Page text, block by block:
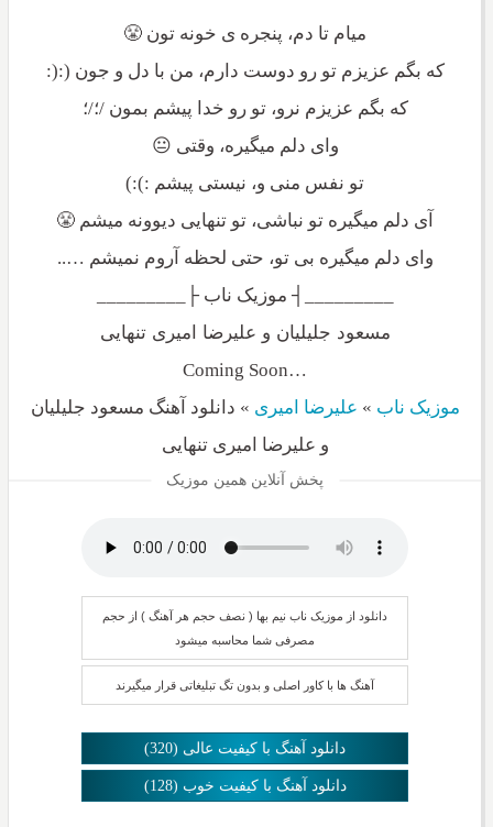
میام تا دم، پنجره ی خونه تون 😤
که بگم عزیزم تو رو دوست دارم، من با دل و جون (:(:
که بگم عزیزم نرو، تو رو خدا پیشم بمون /؛/؛
وای دلم میگیره، وقتی 😐
تو نفس منی و، نیستی پیشم :):)
آی دلم میگیره تو نباشی، تو تنهایی دیوونه میشم 😤
وای دلم میگیره بی تو، حتی لحظه آروم نمیشم …..
_________┤ موزیک ناب ├_________
مسعود جلیلیان و علیرضا امیری تنهایی
…Coming Soon
موزیک ناب » علیرضا امیری » دانلود آهنگ مسعود جلیلیان
و علیرضا امیری تنهایی
پخش آنلاین همین موزیک
دانلود از موزیک ناب نیم بها ( نصف حجم هر آهنگ ) از حجم
مصرفی شما محاسبه میشود
آهنگ ها با کاور اصلی و بدون تگ تبلیغاتی قرار میگیرند
دانلود آهنگ با کیفیت عالی (320)
دانلود آهنگ با کیفیت خوب (128)